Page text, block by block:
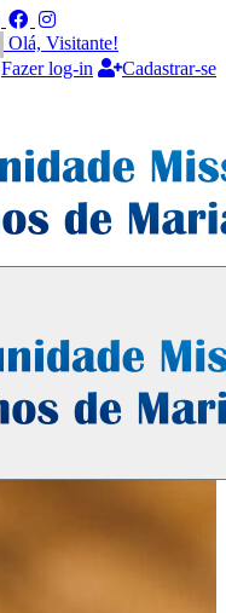
Olá, Visitante!
Fazer log-in
Cadastrar-se